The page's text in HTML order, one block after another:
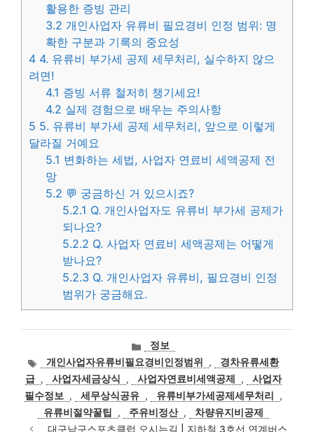
활용한 증빙 관리
3.2 개인사업자 유류비 필요경비 인정 범위: 명
확한 구분과 기록의 중요성
4 4. 유류비 부가세 공제 세무처리, 실수하지 않으
려면!
4.1 증빙 서류 철저히 챙기세요!
4.2 실제 경험으로 배우는 주의사항
5 5. 유류비 부가세 공제 세무처리, 앞으로 이렇게
달라질 거예요
5.1 변화하는 세법, 사업자 연료비 세액공제 전
망
5.2 💬 궁금하신 거 있으시죠?
5.2.1 Q. 개인사업자도 유류비 부가세 공제가
되나요?
5.2.2 Q. 사업자 연료비 세액공제는 어떻게
받나요?
5.2.3 Q. 개인사업자 유류비, 필요경비 인정
범위가 궁금해요.
카
테
고
리
정보
태개인사업자유류비필요경비인정범위 ,
경차유류세환
급 , 사업자세금상식 , 사업자연료비세액공제 ,
사업자
필수정보
, 세무상식공유 , 유류비부가세공제세무처리
,
유류비절약꿀팁
, 주유비정산 ,
차량유지비공제
대구남구스포츠클럽 오시는길 | 지하철 3호선 연계버스